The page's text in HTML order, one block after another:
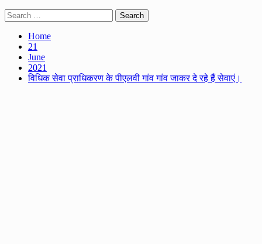
Search
for:
Home
21
June
2021
विधिक सेवा प्राधिकरण के पीएलवी गांव गांव जाकर दे रहे हैं सेवाएं।